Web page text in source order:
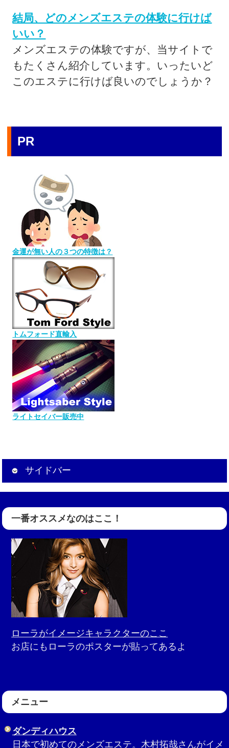
結局、どのメンズエステの体験に行けば
いい？
メンズエステの体験ですが、当サイトで
もたくさん紹介しています。いったいど
このエステに行けば良いのでしょうか？
PR
金運が無い人の３つの特徴は？
トムフォード直輸入
ライトセイバー販売中
サイドバー
一番オススメなのはここ！
ローラがイメージキャラクターのここ
お店にもローラのポスターが貼ってあるよ
メニュー
ダンディハウス
日本で初めてのメンズエステ。木村拓哉さんがイメ